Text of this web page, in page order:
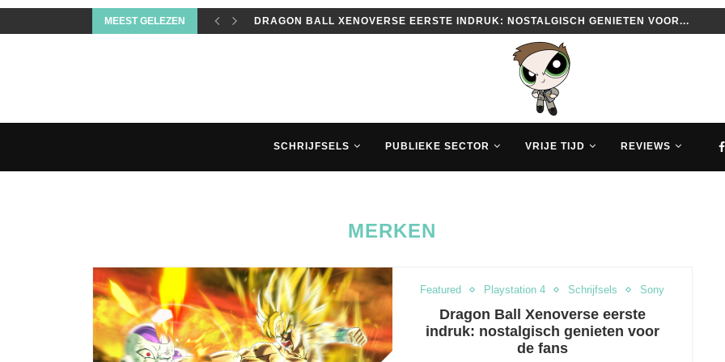
MEEST GELEZEN DRAGON BALL XENOVERSE EERSTE INDRUK: NOSTALGISCH GENIETEN VOOR...
SCHRIJFSELS PUBLIEKE SECTOR VRIJE TIJD REVIEWS
MERKEN
Featured Playstation 4 Schrijfsels Sony
Dragon Ball Xenoverse eerste
indruk: nostalgisch genieten voor
de fans